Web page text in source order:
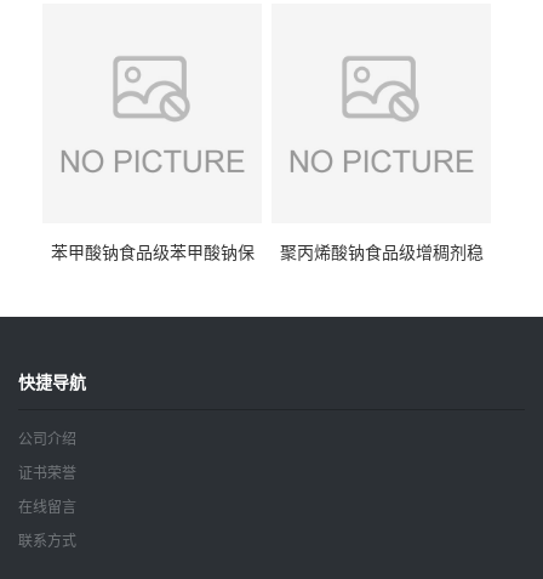
苯甲酸钠食品级苯甲酸钠保
聚丙烯酸钠食品级增稠剂稳
快捷导航
公司介绍
证书荣誉
在线留言
联系方式